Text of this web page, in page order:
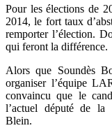
Pour les élections de
2014, le fort taux
remporter l’élection.
qui feront la différence.
Alors que Soundès
organiser l’équipe
convaincu que le
l’actuel député de la
Blein.